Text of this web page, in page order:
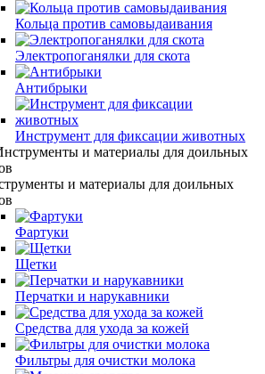
Кольца против самовыдаивания
Электропоганялки для скота
Антибрыки
Инструмент для фиксации животных
и материалы для доильных
Фартуки
Щетки
Перчатки и нарукавники
Средства для ухода за кожей
Фильтры для очистки молока